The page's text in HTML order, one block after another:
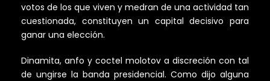
votos de los que viven y medran de una actividad tan
cuestionada, constituyen un capital decisivo para
ganar una elección.
Dinamita, anfo y coctel molotov a discreción con tal
de ungirse la banda presidencial. Como dijo alguna